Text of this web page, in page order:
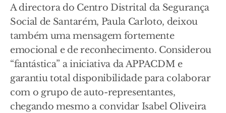
A directora do Centro Distrital da Segurança
Social de Santarém, Paula Carloto, deixou
também uma mensagem fortemente
emocional e de reconhecimento. Considerou
“fantástica” a iniciativa da APPACDM e
garantiu total disponibilidade para colaborar
com o grupo de auto-representantes,
chegando mesmo a convidar Isabel Oliveira